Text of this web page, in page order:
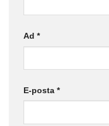
Ad *
E-posta *